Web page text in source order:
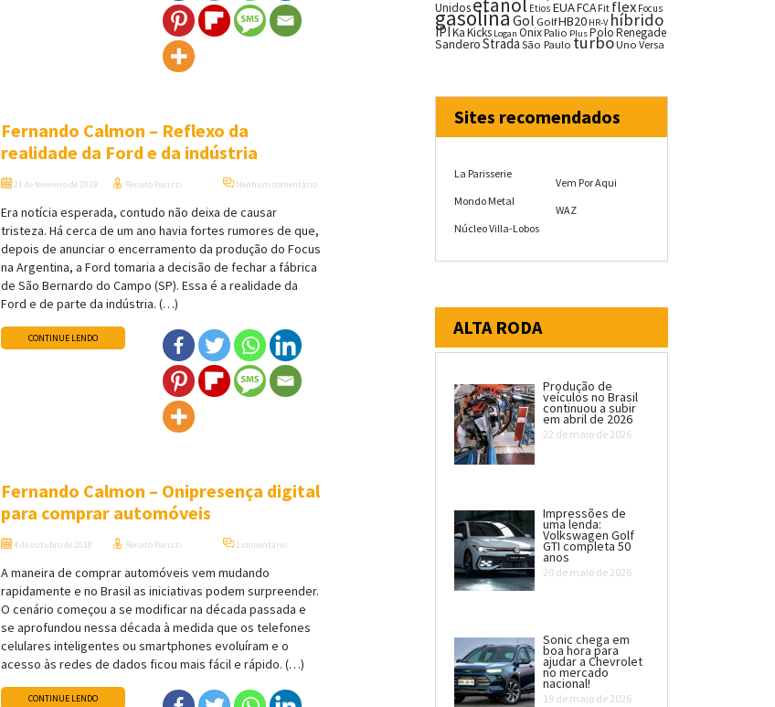
Fernando Calmon – Reflexo da
realidade da Ford e da indústria
21 de fevereiro de 2019 Renato Parizzi Nenhum comentário
Era notícia esperada, contudo não deixa de causar
tristeza. Há cerca de um ano havia fortes rumores de que,
depois de anunciar o encerramento da produção do Focus
na Argentina, a Ford tomaria a decisão de fechar a fábrica
de São Bernardo do Campo (SP). Essa é a realidade da
Ford e de parte da indústria. (…)
CONTINUE LENDO
Fernando Calmon – Onipresença digital
para comprar automóveis
4 de outubro de 2018 Renato Parizzi 1 comentário
A maneira de comprar automóveis vem mudando
rapidamente e no Brasil as iniciativas podem surpreender.
O cenário começou a se modificar na década passada e
se aprofundou nessa década à medida que os telefones
celulares inteligentes ou smartphones evoluíram e o
acesso às redes de dados ficou mais fácil e rápido. (…)
CONTINUE LENDO
Unidosetanol Etios EUAFCA Fit flex Focus
gasolina Gol GolfHB20 HR-V híbrido
IPIKaKicks Logan OnixPalio PlusPoloRenegade
SanderoStrada São Paulo turboUno Versa
Sites recomendados
La Parisserie
Mondo Metal
Núcleo Villa-Lobos
Vem Por Aqui
WAZ
ALTA RODA
Produção de
veículos no Brasil
continuou a subir
em abril de 2026
22 de maio de 2026
Impressões de
uma lenda:
Volkswagen Golf
GTI completa 50
anos
20 de maio de 2026
Sonic chega em
boa hora para
ajudar a Chevrolet
no mercado
nacional!
19 de maio de 2026